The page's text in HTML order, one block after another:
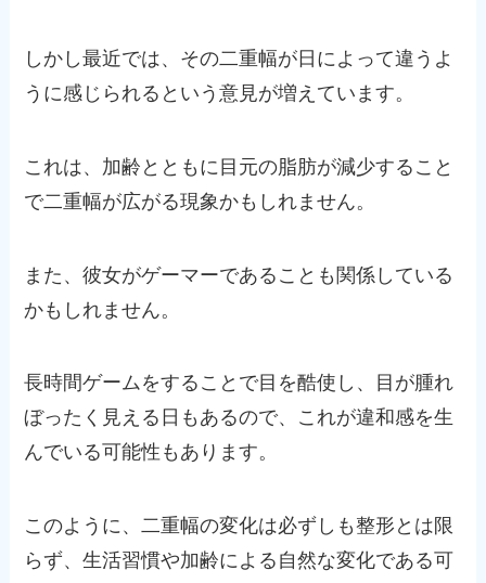
しかし最近では、その二重幅が日によって違うよ
うに感じられるという意見が増えています。
これは、加齢とともに目元の脂肪が減少すること
で二重幅が広がる現象かもしれません。
また、彼女がゲーマーであることも関係している
かもしれません。
長時間ゲームをすることで目を酷使し、目が腫れ
ぼったく見える日もあるので、これが違和感を生
んでいる可能性もあります。
このように、二重幅の変化は必ずしも整形とは限
らず、生活習慣や加齢による自然な変化である可